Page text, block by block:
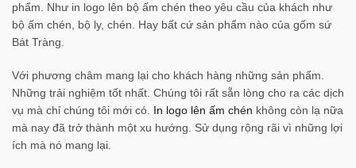
phẩm. Như in logo lên bộ ấm chén theo yêu cầu của khách như
bộ ấm chén, bộ ly, chén. Hay bất cứ sản phẩm nào của gốm sứ
Bát Tràng.
Với phương châm mang lại cho khách hàng những sản phẩm.
Những trải nghiệm tốt nhất. Chúng tôi rất sẵn lòng cho ra các dịch
vụ mà chỉ chúng tôi mới có. In logo lên ấm chén không còn lạ nữa
mà nay đã trở thành một xu hướng. Sử dụng rộng rãi vì những lợi
ích mà nó mang lại.